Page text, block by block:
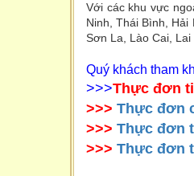
Với các khu vực
Ninh, Thái Bình, Hải
Sơn La, Lào Cai,
Quý khách tham
>>>Thực đơn
>>> Thực đơn
>>> Thực đơn
>>> Thực đơn